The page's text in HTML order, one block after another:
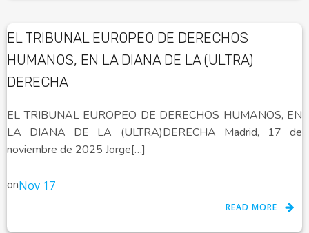
EL TRIBUNAL EUROPEO DE DERECHOS
HUMANOS, EN LA DIANA DE LA (ULTRA)
DERECHA
EL TRIBUNAL EUROPEO DE DERECHOS HUMANOS, EN
LA DIANA DE LA (ULTRA)DERECHA Madrid, 17 de
noviembre de 2025 Jorge[…]
onNov 17
READ MORE